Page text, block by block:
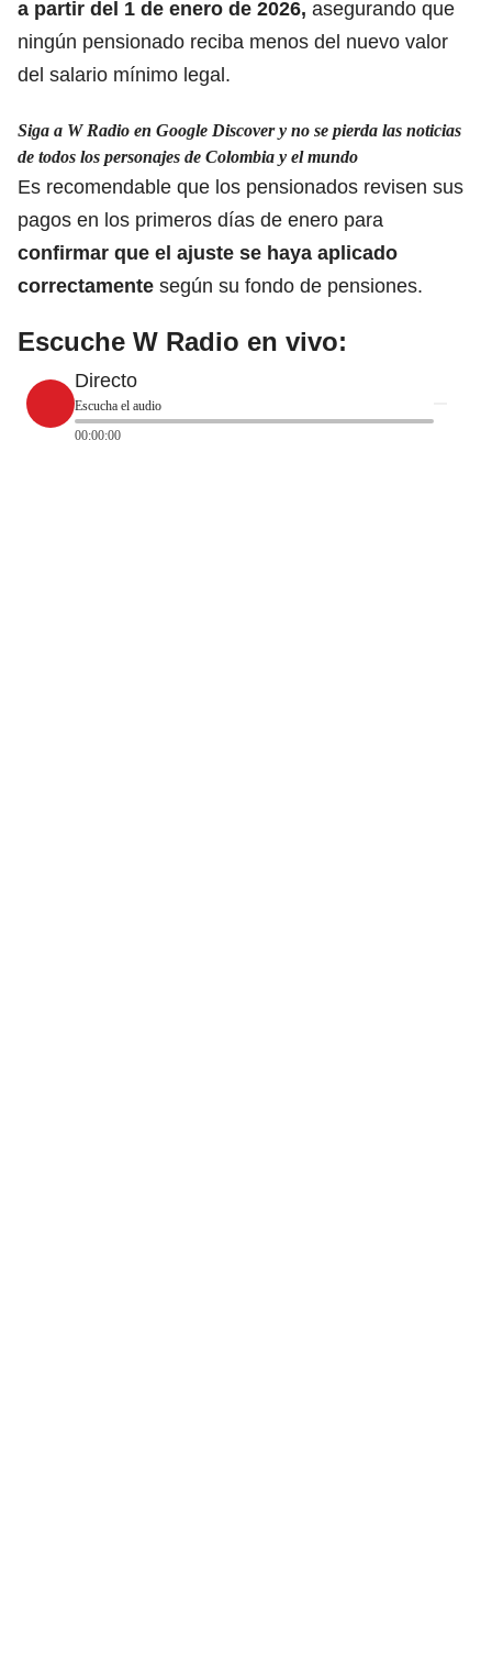
a partir del 1 de enero de 2026, asegurando que
ningún pensionado reciba menos del nuevo valor
del salario mínimo legal.
Siga a W Radio en Google Discover y no se pierda las noticias
de todos los personajes de Colombia y el mundo
Es recomendable que los pensionados revisen sus
pagos en los primeros días de enero para
confirmar que el ajuste se haya aplicado
correctamente según su fondo de pensiones.
Escuche W Radio en vivo:
Directo
Escucha el audio
00:00:00